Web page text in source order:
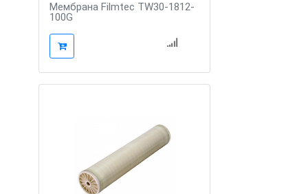
Мембрана Filmtec TW30-1812-
100G